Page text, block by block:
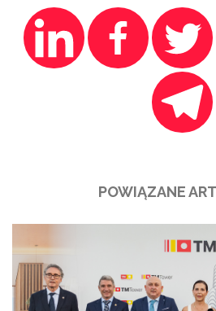
POWIĄZANE